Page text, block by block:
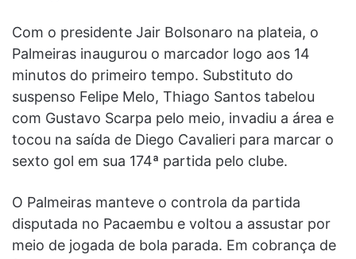
Com o presidente Jair Bolsonaro na plateia, o
Palmeiras inaugurou o marcador logo aos 14
minutos do primeiro tempo. Substituto do
suspenso Felipe Melo, Thiago Santos tabelou
com Gustavo Scarpa pelo meio, invadiu a área e
tocou na saída de Diego Cavalieri para marcar o
sexto gol em sua 174ª partida pelo clube.
O Palmeiras manteve o controla da partida
disputada no Pacaembu e voltou a assustar por
meio de jogada de bola parada. Em cobrança de